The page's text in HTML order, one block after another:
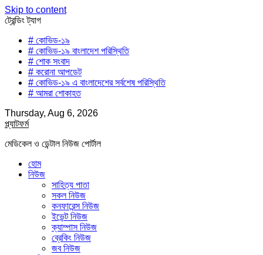
Skip to content
ট্রেন্ডিং ট্যাগ
# কোভিড-১৯
# কোভিড-১৯ বাংলাদেশ পরিস্থিতি
# শোক সংবাদ
# করোনা আপডেট
# কোভিড-১৯ এ বাংলাদেশের সর্বশেষ পরিস্থিতি
# আমরা শোকাহত
Thursday, Aug 6, 2026
প্ল্যাটফর্ম
মেডিকেল ও ডেন্টাল নিউজ পোর্টাল
হোম
নিউজ
সাহিত্য পাতা
সকল নিউজ
কনফারেন্স নিউজ
ইভেন্ট নিউজ
ক্যাম্পাস নিউজ
ব্রেকিং নিউজ
জব নিউজ